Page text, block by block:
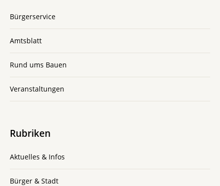
Bürgerservice
Amtsblatt
Rund ums Bauen
Veranstaltungen
Rubriken
Aktuelles & Infos
Bürger & Stadt